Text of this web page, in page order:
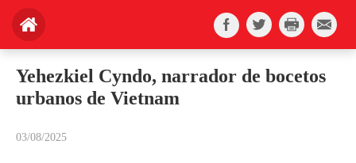
Yehezkiel Cyndo, narrador de bocetos
urbanos de Vietnam
03/08/2025